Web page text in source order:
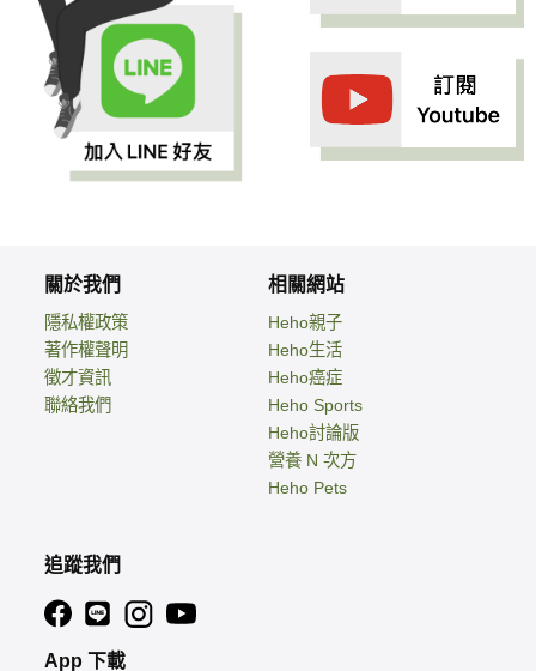
關於我們
隱私權政策
著作權聲明
徵才資訊
聯絡我們
相關網站
Heho親子
Heho生活
Heho癌症
Heho Sports
Heho討論版
營養 N 次方
Heho Pets
追蹤我們
App 下載